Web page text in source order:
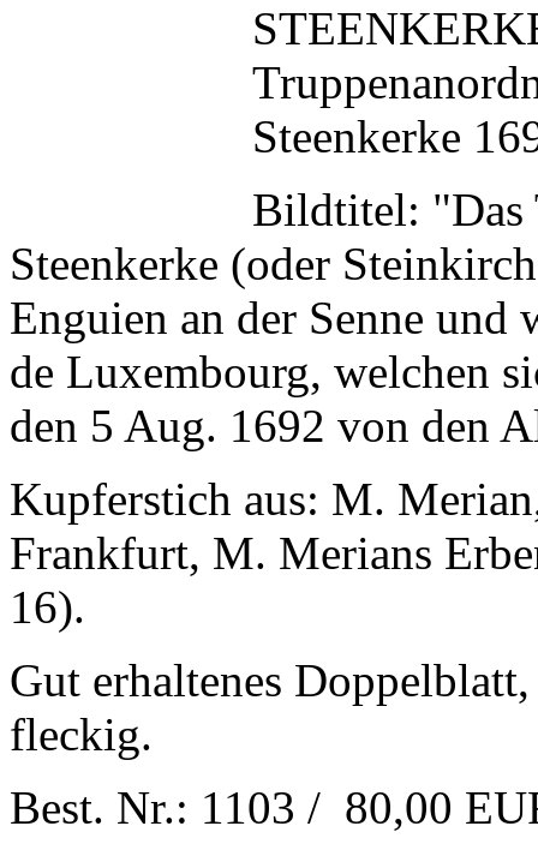
Steenkerke
Bildtitel: "Das
Steenkerke (oder
Enguien an der Senne und
de Luxembourg, welchen
den 5 Aug. 1692 von den
Kupferstich aus: M.
Frankfurt, M. Merians
16).
Gut erhaltenes
fleckig.
Best. Nr.: 1103 / 80,00